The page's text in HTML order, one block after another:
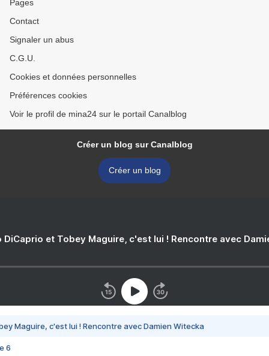
Pages
Contact
Signaler un abus
C.G.U.
Cookies et données personnelles
Préférences cookies
Voir le profil de mina24 sur le portail Canalblog
Créer un blog sur Canalblog
Créer un blog
DiCaprio et Tobey Maguire, c'est lui ! Rencontre avec
Maguire, c'est lui ! Rencontre avec Damien Witecka
6